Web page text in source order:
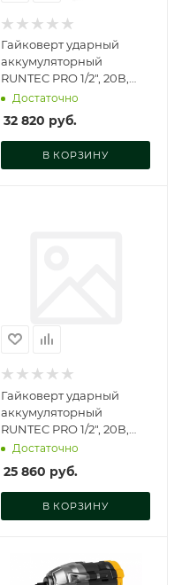
Гайковерт ударный
аккумуляторный
RUNTEC PRO 1/2", 20В,
2*4Ач, 750Нм, RT-IW750
Достаточно
32 820 руб.
В КОРЗИНУ
Гайковерт ударный
аккумуляторный
RUNTEC PRO 1/2", 20В,
2*4Ач, 500Нм, RT-IW500
Достаточно
25 860 руб.
В КОРЗИНУ